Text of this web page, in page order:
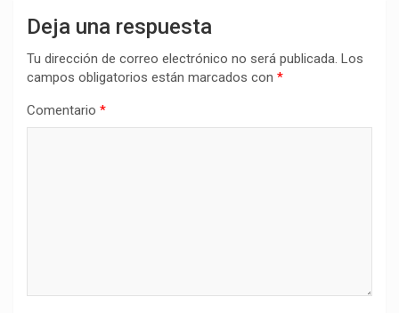
Deja una respuesta
Tu dirección de correo electrónico no será publicada. Los
campos obligatorios están marcados con *
Comentario *